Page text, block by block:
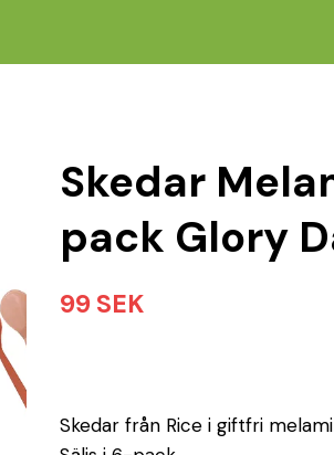
Skedar
pack Glory
99 SEK
Skedar från Rice i giftfri